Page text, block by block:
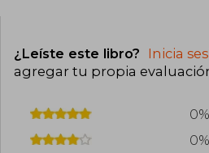
¿Leíste este libro? Inicia
agregar tu propia